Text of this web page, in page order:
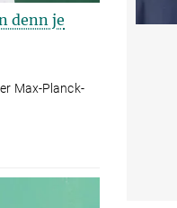
denn je
Max-Planck-